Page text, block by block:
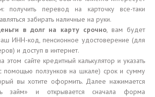
получить перевод на карточку все-таки
забирать наличные на руки.
в долг на карту срочно, вам будет
ИНН-код, пенсионное удостоверение (для
и доступ в интернет.
этом сайте кредитный калькулятор и указать
помощью ползунков на шкале) срок и сумму
вы хотите оформить. Далее нажимается
займ» и открывается сначала форма